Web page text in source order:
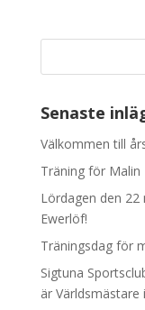
Senaste
Välkommen till
Träning för Malin
Lördagen den
Ewerlöf!
Träningsdag för
Sigtuna
är Världsmästare